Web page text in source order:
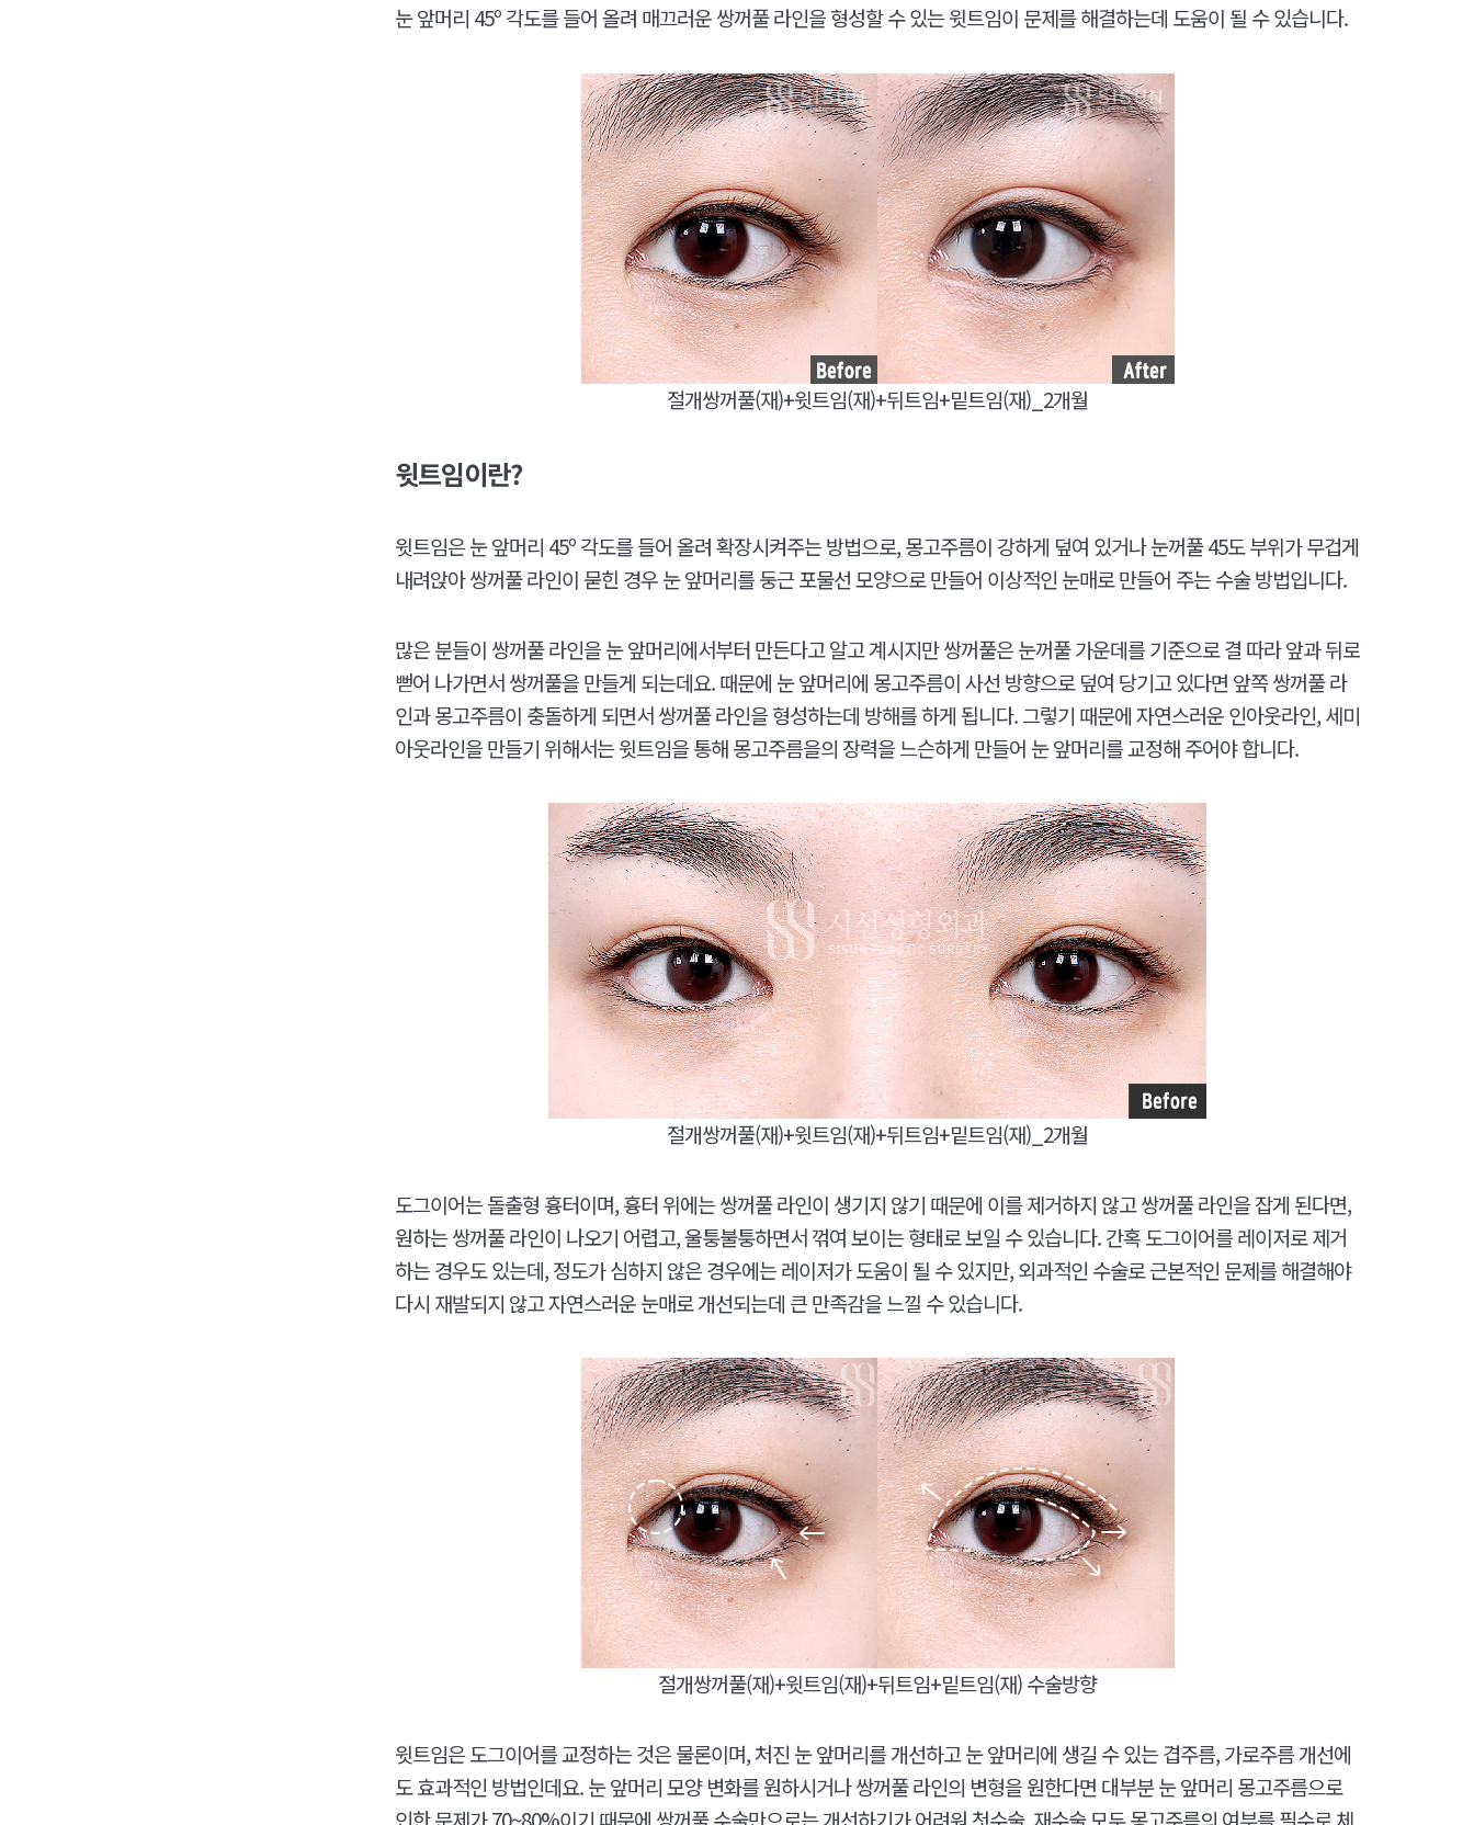
눈 앞머리 45º 각도를 들어 올려 매끄러운 쌍꺼풀 라인을 형성할 수 있는 윗트임이 문제를 해결하는데 도움이 될 수 있습니다.
절개쌍꺼풀(재)+윗트임(재)+뒤트임+밑트임(재)_2개월
윗트임이란?
윗트임은 눈 앞머리 45º 각도를 들어 올려 확장시켜주는 방법으로, 몽고주름이 강하게 덮여 있거나 눈꺼풀 45도 부위가 무겁게
내려앉아 쌍꺼풀 라인이 묻힌 경우 눈 앞머리를 둥근 포물선 모양으로 만들어 이상적인 눈매로 만들어 주는 수술 방법입니다.
많은 분들이 쌍꺼풀 라인을 눈 앞머리에서부터 만든다고 알고 계시지만 쌍꺼풀은 눈꺼풀 가운데를 기준으로 결 따라 앞과 뒤로
뻗어 나가면서 쌍꺼풀을 만들게 되는데요. 때문에 눈 앞머리에 몽고주름이 사선 방향으로 덮여 당기고 있다면 앞쪽 쌍꺼풀 라
인과 몽고주름이 충돌하게 되면서 쌍꺼풀 라인을 형성하는데 방해를 하게 됩니다. 그렇기 때문에 자연스러운 인아웃라인, 세미
아웃라인을 만들기 위해서는 윗트임을 통해 몽고주름을의 장력을 느슨하게 만들어 눈 앞머리를 교정해 주어야 합니다.
절개쌍꺼풀(재)+윗트임(재)+뒤트임+밑트임(재)_2개월
도그이어는 돌출형 흉터이며, 흉터 위에는 쌍꺼풀 라인이 생기지 않기 때문에 이를 제거하지 않고 쌍꺼풀 라인을 잡게 된다면,
원하는 쌍꺼풀 라인이 나오기 어렵고, 울퉁불퉁하면서 꺾여 보이는 형태로 보일 수 있습니다. 간혹 도그이어를 레이저로 제거
하는 경우도 있는데, 정도가 심하지 않은 경우에는 레이저가 도움이 될 수 있지만, 외과적인 수술로 근본적인 문제를 해결해야
다시 재발되지 않고 자연스러운 눈매로 개선되는데 큰 만족감을 느낄 수 있습니다.
절개쌍꺼풀(재)+윗트임(재)+뒤트임+밑트임(재) 수술방향​
윗트임은 도그이어를 교정하는 것은 물론이며, 처진 눈 앞머리를 개선하고 눈 앞머리에 생길 수 있는 겹주름, 가로주름 개선에
도 효과적인 방법인데요. 눈 앞머리 모양 변화를 원하시거나 쌍꺼풀 라인의 변형을 원한다면 대부분 눈 앞머리 몽고주름으로
인한 문제가 70~80%이기 때문에 쌍꺼풀 수술만으로는 개선하기가 어려워 첫수술, 재수술 모두 몽고주름의 여부를 필수로 체